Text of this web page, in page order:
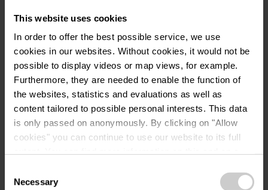
This website uses cookies
In order to offer the best possible service, we use
cookies in our websites. Without cookies, it would not be
possible to display videos or map views, for example.
Furthermore, they are needed to enable the function of
the websites, statistics and evaluations as well as
content tailored to possible personal interests. This data
is only passed on anonymously. By clicking on "Allow
cookies" you can continue to use our website to its full
time.
Selection
Necessary
Demande